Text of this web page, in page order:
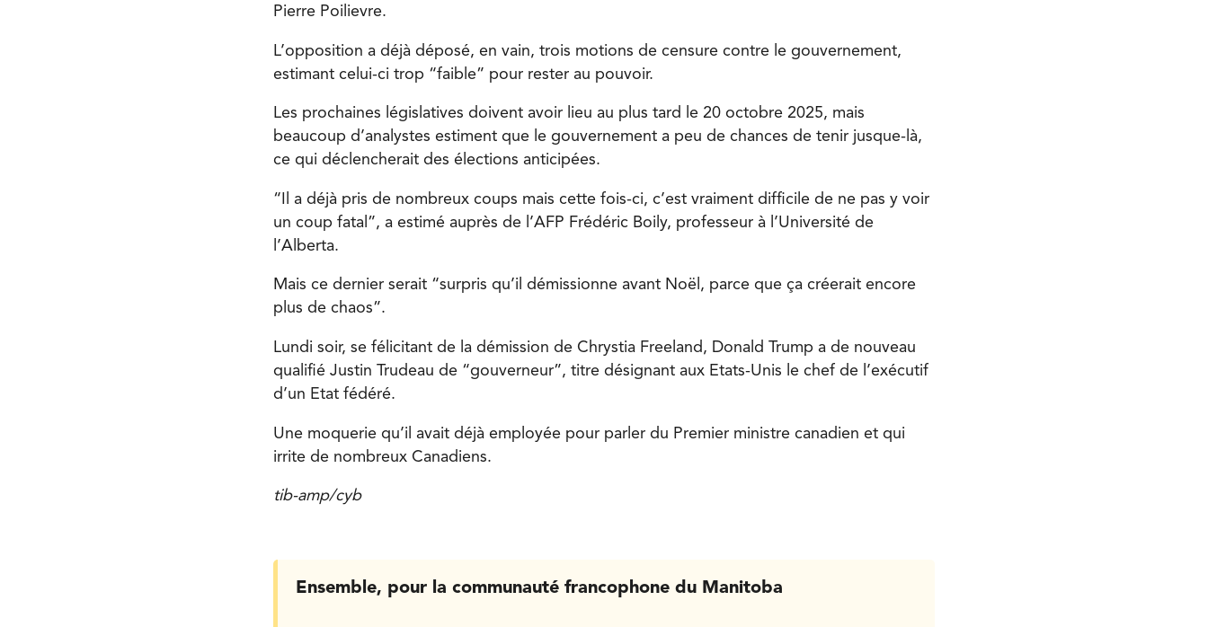
Pierre Poilievre.
L’opposition a déjà déposé, en vain, trois motions de censure contre le gouvernement,
estimant celui-ci trop “faible” pour rester au pouvoir.
Les prochaines législatives doivent avoir lieu au plus tard le 20 octobre 2025, mais
beaucoup d’analystes estiment que le gouvernement a peu de chances de tenir jusque-là,
ce qui déclencherait des élections anticipées.
“Il a déjà pris de nombreux coups mais cette fois-ci, c’est vraiment difficile de ne pas y voir
un coup fatal”, a estimé auprès de l’AFP Frédéric Boily, professeur à l’Université de
l’Alberta.
Mais ce dernier serait “surpris qu’il démissionne avant Noël, parce que ça créerait encore
plus de chaos”.
Lundi soir, se félicitant de la démission de Chrystia Freeland, Donald Trump a de nouveau
qualifié Justin Trudeau de “gouverneur”, titre désignant aux Etats-Unis le chef de l’exécutif
d’un Etat fédéré.
Une moquerie qu’il avait déjà employée pour parler du Premier ministre canadien et qui
irrite de nombreux Canadiens.
tib-amp/cyb
Ensemble, pour la communauté francophone du Manitoba